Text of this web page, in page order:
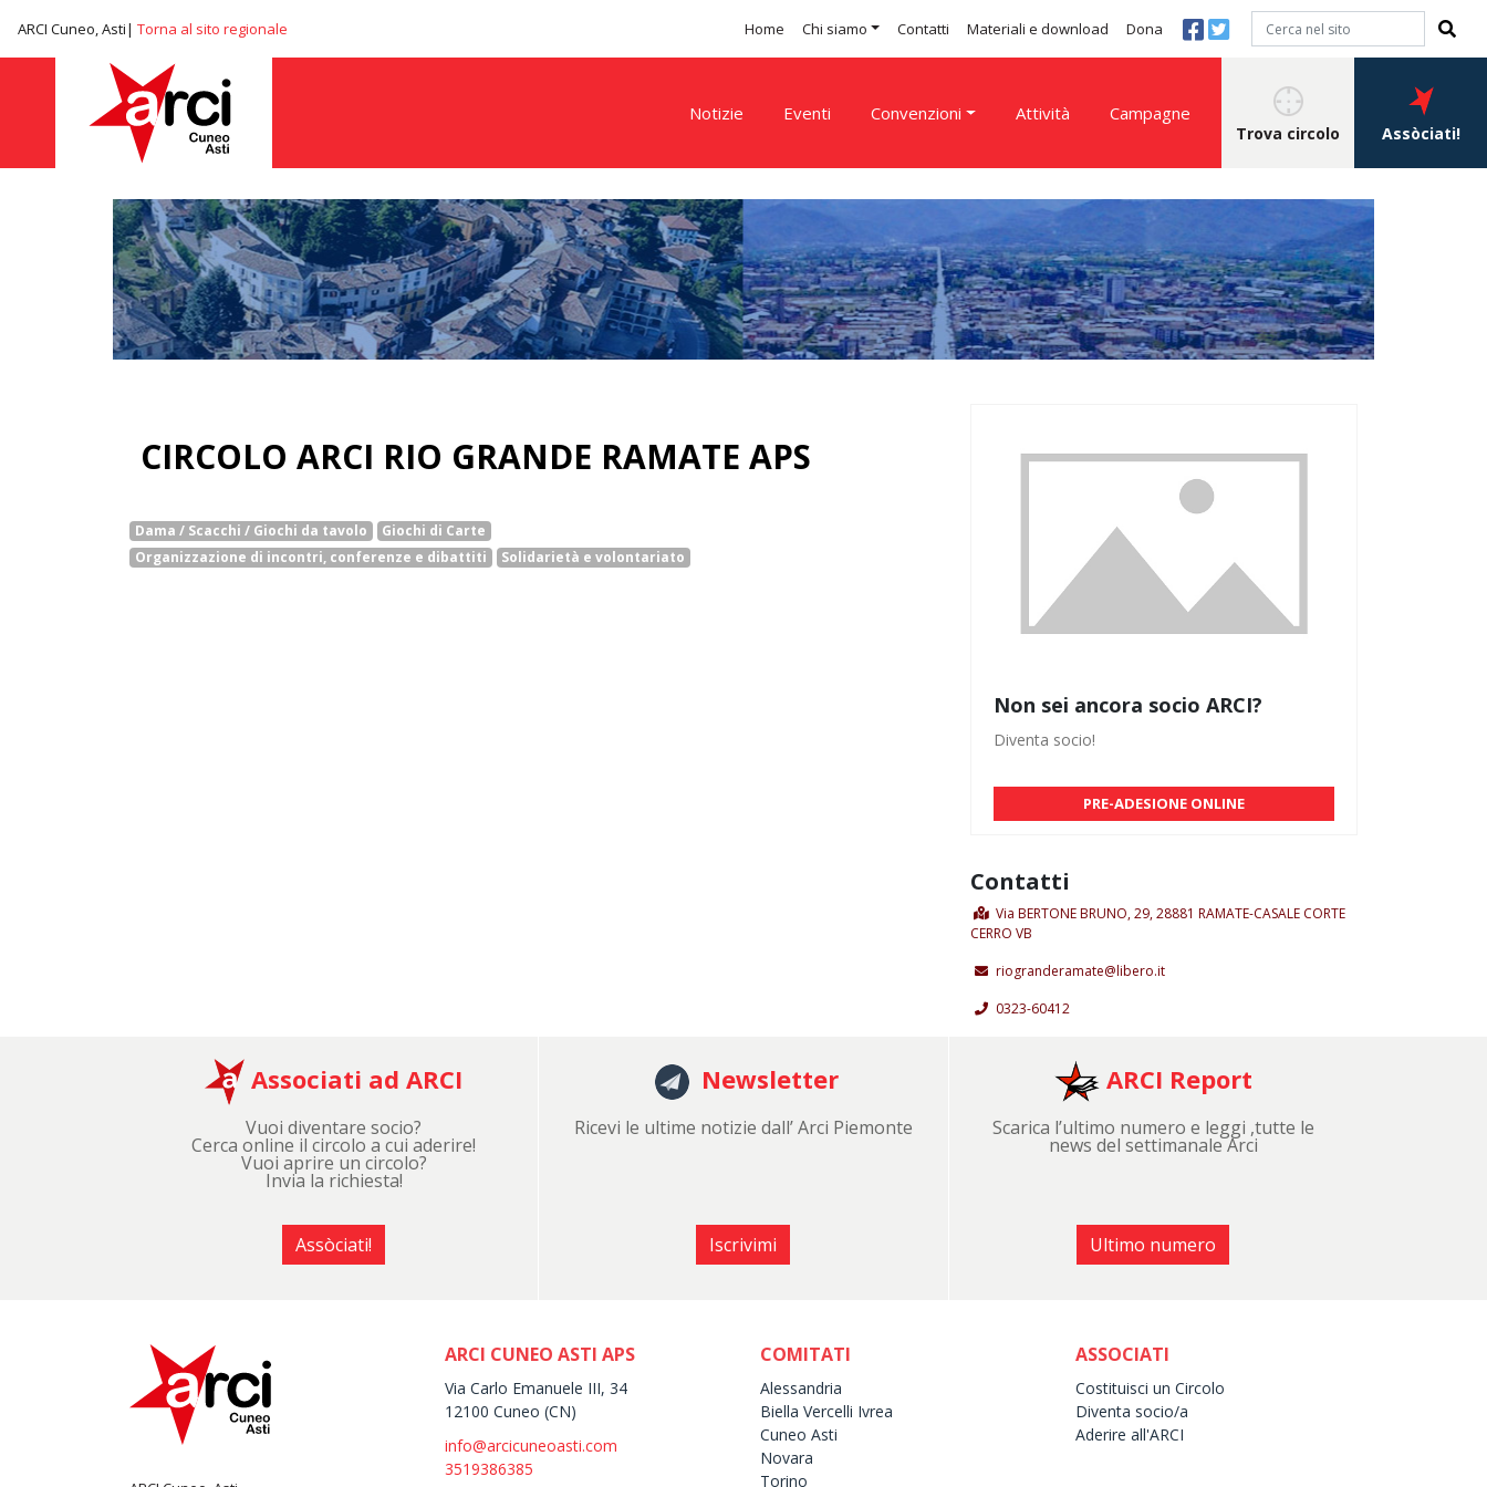
ARCI Cuneo, Asti| Torna al sito regionale Home Chi siamo Contatti Materiali e download Dona
Notizie Eventi Convenzioni Attività Campagne
Trova circolo Assòciati!
CIRCOLO ARCI RIO GRANDE RAMATE APS
Dama / Scacchi / Giochi da tavolo
Giochi di Carte
Organizzazione di incontri, conferenze e dibattiti
Solidarietà e volontariato
Non sei ancora socio ARCI?
Diventa socio!
PRE-ADESIONE ONLINE
Contatti
Via BERTONE BRUNO, 29, 28881 RAMATE-CASALE CORTE
CERRO VB
riogranderamate@libero.it
0323-60412
Associati ad ARCI
Vuoi diventare socio?
Cerca online il circolo a cui aderire!
Vuoi aprire un circolo?
Invia la richiesta!
Assòciati!
Newsletter
Ricevi le ultime notizie dall’ Arci Piemonte
Iscrivimi
ARCI Report
Scarica l’ultimo numero e leggi ,tutte le
news del settimanale Arci
Ultimo numero
ARCI CUNEO ASTI APS
Via Carlo Emanuele III, 34
12100 Cuneo (CN)
info@arcicuneoasti.com
3519386385
COMITATI
Alessandria
Biella Vercelli Ivrea
Cuneo Asti
Novara
Torino
ASSOCIATI
Costituisci un Circolo
Diventa socio/a
Aderire all'ARCI